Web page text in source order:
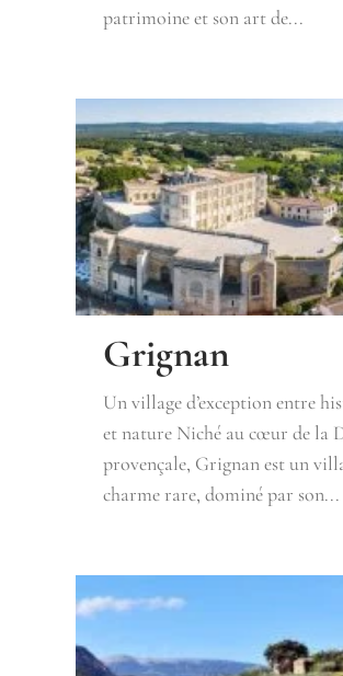
patrimoine et son art de...
Grignan
Un village d’exception entre
et nature Niché au cœur de la
provençale, Grignan est un
charme rare, dominé par son...